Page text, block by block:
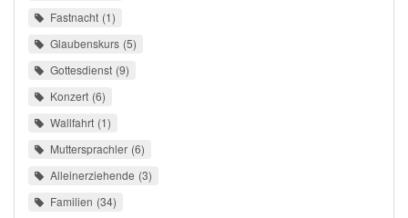
Fastnacht 1
Glaubenskurs 5
Gottesdienst 9
Konzert 6
Wallfahrt 1
Muttersprachler 6
Alleinerziehende 3
Familien 34